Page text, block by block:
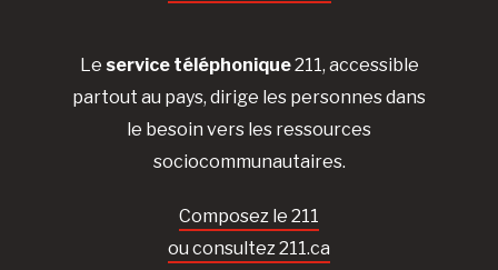
Le service téléphonique211, accessible
partout au pays, dirige les personnes dans
le besoin vers les ressources
sociocommunautaires.
Composez le 211
ou consultez 211.ca